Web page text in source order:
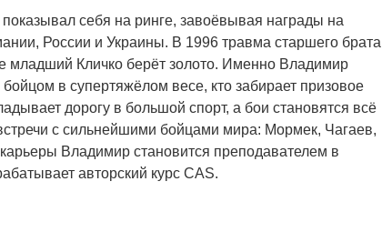
себя на ринге, завоёвывая награды на
России и Украины. В 1996 травма старшего брата
младший Кличко берёт золото. Именно Владимир
в супертяжёлом весе, кто забирает призовое
дорогу в большой спорт, а бои становятся всё
с сильнейшими бойцами мира: Мормек, Чагаев,
Владимир становится преподавателем в
авторский курс CAS.